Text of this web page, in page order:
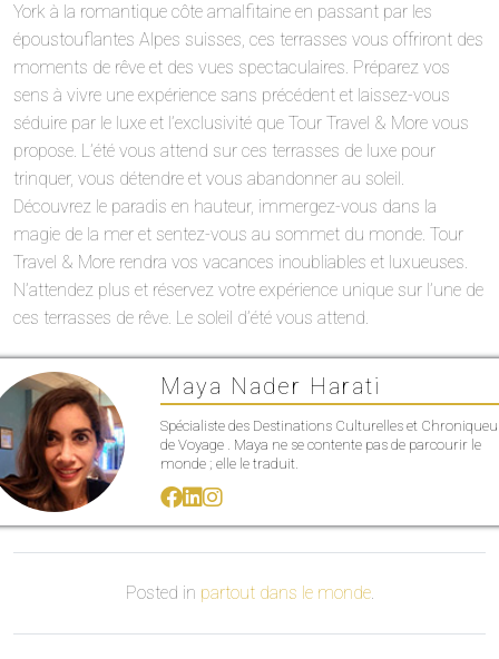
York à la romantique côte amalfitaine en passant par les
époustouflantes Alpes suisses, ces terrasses vous offriront des
moments de rêve et des vues spectaculaires. Préparez vos
sens à vivre une expérience sans précédent et laissez-vous
séduire par le luxe et l’exclusivité que Tour Travel & More vous
propose. L’été vous attend sur ces terrasses de luxe pour
trinquer, vous détendre et vous abandonner au soleil.
Découvrez le paradis en hauteur, immergez-vous dans la
magie de la mer et sentez-vous au sommet du monde. Tour
Travel & More rendra vos vacances inoubliables et luxueuses.
N’attendez plus et réservez votre expérience unique sur l’une de
ces terrasses de rêve. Le soleil d’été vous attend.
Maya Nader Harati
Spécialiste des Destinations Culturelles et
de Voyage . Maya ne se contente pas de parcourir le
monde ; elle le traduit.
Posted in partout dans le monde.